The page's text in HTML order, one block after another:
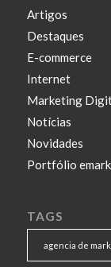
Artigos
Destaques
E-commerce
Internet
Marketing
Notícias
Novidades
Portfólio
TAGS
agencia de